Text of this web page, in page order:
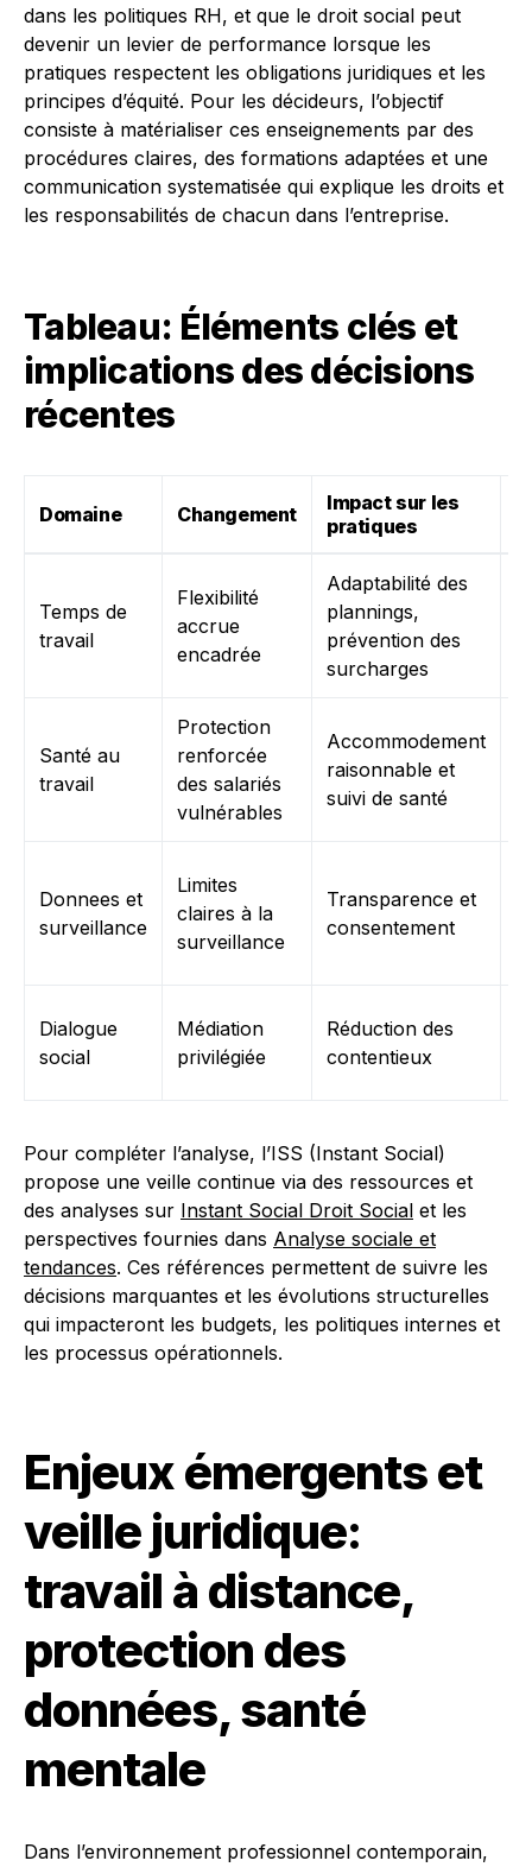
dans les politiques RH, et que le droit social peut
devenir un levier de performance lorsque les
pratiques respectent les obligations juridiques et les
principes d’équité. Pour les décideurs, l’objectif
consiste à matérialiser ces enseignements par des
procédures claires, des formations adaptées et une
communication systematisée qui explique les droits et
les responsabilités de chacun dans l’entreprise.
Tableau: Éléments clés et
implications des décisions
récentes
Domaine Changement
Impact sur les
pratiques
Temps de
travail
Flexibilité
accrue
encadrée
Adaptabilité des
plannings,
prévention des
surcharges
Santé au
travail
Protection
renforcée
des salariés
vulnérables
Accommodement
raisonnable et
suivi de santé
Donnees et
surveillance
Limites
claires à la
surveillance
Transparence et
consentement
Dialogue
social
Médiation
privilégiée
Réduction des
contentieux
Pour compléter l’analyse, l’ISS (Instant Social)
propose une veille continue via des ressources et
des analyses sur Instant Social Droit Social et les
perspectives fournies dans Analyse sociale et
tendances. Ces références permettent de suivre les
décisions marquantes et les évolutions structurelles
qui impacteront les budgets, les politiques internes et
les processus opérationnels.
Enjeux émergents et
veille juridique:
travail à distance,
protection des
données, santé
mentale
Dans l’environnement professionnel contemporain,